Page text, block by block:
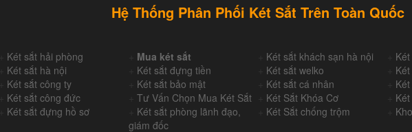
Hệ Thống Phân Phối Két Sắt Trên Toàn Quốc
Két sắt hải phòng Mua két sắt Két sắt khách sạn hà nội
Két sắt hà nội Két sắt đựng tiền Két sắt welko
Két sắt công ty Két sắt bảo mật Két sắt cá nhân
Két sắt công đức Tư Vấn Chọn Mua Két Sắt Két Sắt Khóa Cơ
Két sắt đựng hồ sơ
Két sắt phòng lãnh đạo,
giám đốc
Két Sắt chống trộm